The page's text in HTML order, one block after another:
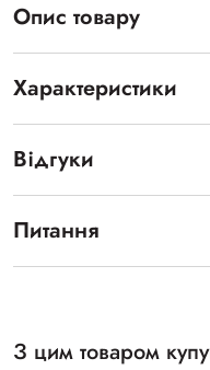
Опис товару
Характеристики
Відгуки
Питання
З цим товаром